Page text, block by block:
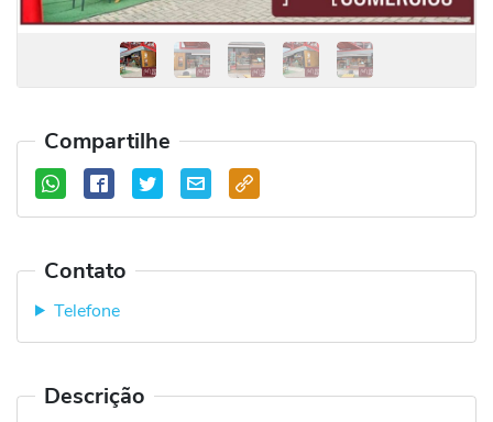
Compartilhe
Contato
Telefone
Descrição